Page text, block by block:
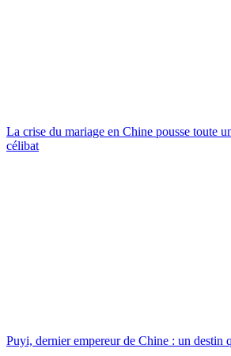
La crise du mariage en Chine pousse toute
célibat
Puyi, dernier empereur de Chine : un destin